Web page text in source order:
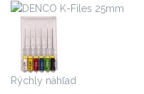
Rýchly náhľad